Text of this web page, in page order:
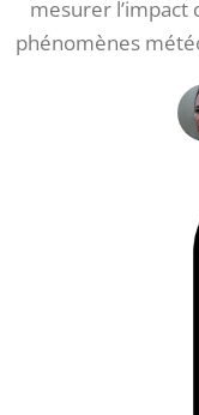
mesurer
phénomènes